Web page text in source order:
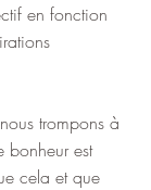
en fonction
trompons à
bonheur est
cela et que